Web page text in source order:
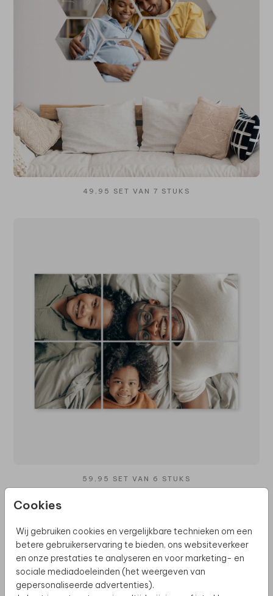
Cookies
Wij gebruiken cookies en vergelijkbare technieken om een
betere gebruikerservaring te bieden, ons websiteverkeer
en onze prestaties te analyseren en voor marketing- en
sociale mediadoeleinden (het weergeven van
gepersonaliseerde advertenties).
49,95 SET VAN 7 STUKS
59,95 SET VAN 6 STUKS